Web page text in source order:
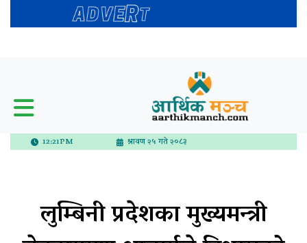
12:21PM श्रावण २५ गते २०८३
लुम्बिनी प्रदेशका मुख्यमन्त्री